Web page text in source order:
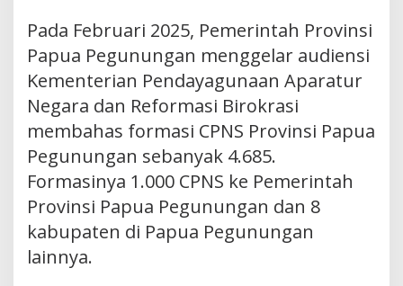
Pada Februari 2025, Pemerintah Provinsi
Papua Pegunungan menggelar audiensi
Kementerian Pendayagunaan Aparatur
Negara dan Reformasi Birokrasi
membahas formasi CPNS Provinsi Papua
Pegunungan sebanyak 4.685.
Formasinya 1.000 CPNS ke Pemerintah
Provinsi Papua Pegunungan dan 8
kabupaten di Papua Pegunungan
lainnya.